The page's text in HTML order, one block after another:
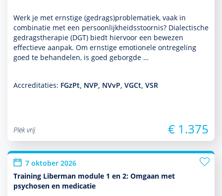
Werk je met ernstige (gedrags)proble­ma­tiek, vaak in
combinatie met een per­soon­lijk­heids­stoor­nis? Dialectische
gedrags­thera­pie (DGT) biedt hiervoor een bewezen
effectieve aanpak. Om ernstige emotionele ontregeling
goed te behan­delen, is goed geborgde …
Accreditaties: FGzPt, NVP, NVvP, VGCt, VSR
Plek vrij € 1.375
7 oktober 2026
Training Liberman module 1 en 2: Omgaan met
psychosen en medicatie